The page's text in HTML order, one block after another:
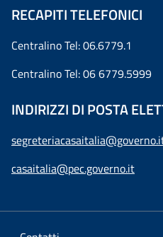
RECAPITI TELEFONICI
Centralino Tel: 06.6779.1
Centralino Tel: 06 6779.5999
INDIRIZZI DI POSTA
casaitalia@pec.governo.it